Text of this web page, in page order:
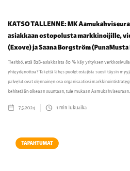
KATSO TALLENNE: MK
asiakkaan ostopolusta markkinoijille,
(Exove) ja Saana Borgström
Tiesitkö, että B2B-asiakkaista 80 % käy yrityksen
yhteydenottoa? Tai että lähes puolet ostajista suosii täysin
palvelut ovat olennainen osa organisaatiosi
kehitetään oikeaan suuntaan, tule mukaan Aamukahviseuraan.
7.5.2024 1 min lukuaika
TAPAHTUMAT